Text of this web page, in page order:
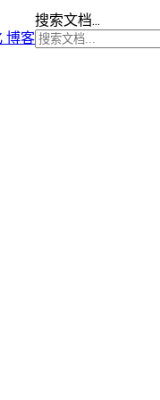
博客
搜索文档...